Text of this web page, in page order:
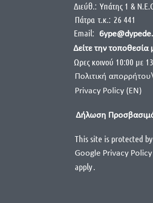
Διεύθ.: Yπάτης 1 &
Πάτρα τ.κ.: 26 441
Email:
Δείτε την τοποθεσία
Ωρες κοινού 10:00 με
Πολιτική
Privacy Policy (EN)
Δήλωση
This site is protected
Google Privacy Policy
apply.